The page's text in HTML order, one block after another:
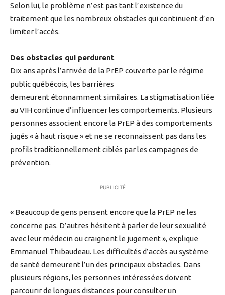
Selon lui, le problème n’est pas tant l’existence du
traitement que les nombreux obstacles qui continuent d’en
limiter l’accès.
Des obstacles qui perdurent
Dix ans après l’arrivée de la PrEP couverte par le régime
public québécois, les barrières
demeurent étonnamment similaires. La stigmatisation liée
au VIH continue d’influencer les comportements. Plusieurs
personnes associent encore la PrEP à des comportements
jugés « à haut risque » et ne se reconnaissent pas dans les
profils traditionnellement ciblés par les campagnes de
prévention.
PUBLICITÉ
« Beaucoup de gens pensent encore que la PrEP ne les
concerne pas. D’autres hésitent à parler de leur sexualité
avec leur médecin ou craignent le jugement », explique
Emmanuel Thibaudeau. Les difficultés d’accès au système
de santé demeurent l’un des principaux obstacles. Dans
plusieurs régions, les personnes intéressées doivent
parcourir de longues distances pour consulter un